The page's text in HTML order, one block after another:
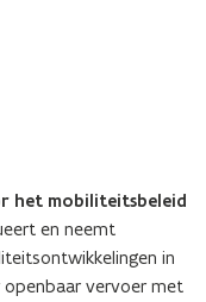
het mobiliteitsbeleid
en neemt
in
openbaar vervoer met